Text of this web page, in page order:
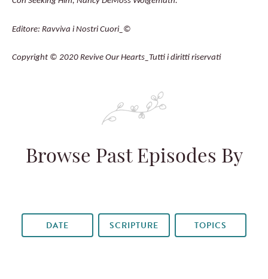
Editore: Ravviva i Nostri Cuori_©️
Copyright © 2020 Revive Our Hearts_Tutti i diritti riservati
Browse Past Episodes By
DATE SCRIPTURE TOPICS